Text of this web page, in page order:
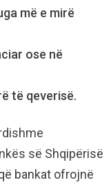
më e mirë
ose në
të qeverisë.
së Shqipërisë
bankat ofrojnë